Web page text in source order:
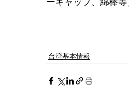
台湾基本情報